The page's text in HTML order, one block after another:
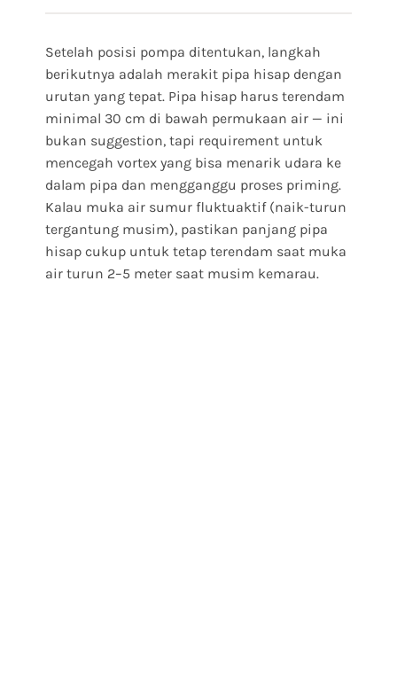
Setelah posisi pompa ditentukan, langkah
berikutnya adalah merakit pipa hisap dengan
urutan yang tepat. Pipa hisap harus terendam
minimal 30 cm di bawah permukaan air — ini
bukan suggestion, tapi requirement untuk
mencegah vortex yang bisa menarik udara ke
dalam pipa dan mengganggu proses priming.
Kalau muka air sumur fluktuaktif (naik-turun
tergantung musim), pastikan panjang pipa
hisap cukup untuk tetap terendam saat muka
air turun 2–5 meter saat musim kemarau.